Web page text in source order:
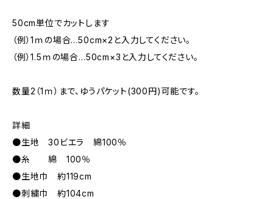
50cm単位でカットします
（例）1ｍの場合…50cm×2と入力してください。
（例）1.5ｍの場合…50cm×3と入力してください。
数量2（1ｍ）まで、ゆうパケット(300円)可能です。
詳細
●生地 30ビエラ 綿100％
●糸 綿 100％
●生地巾 約119cm
●刺繍巾 約104cm